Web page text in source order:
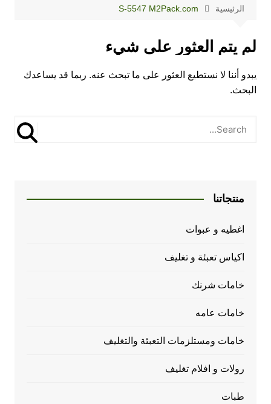
الرئيسية S-5547 M2Pack.com
لم يتم العثور على شيء
يبدو أننا لا نستطيع العثور على ما تبحث عنه. ربما قد يساعدك
البحث.
منتجاتنا
اغطيه و عبوات
اكياس تعبئة و تغليف
خامات شرنك
خامات عامه
خامات ومستلزمات التعبئة والتغليف
رولات و افلام تغليف
طبات